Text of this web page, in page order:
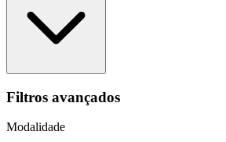
Filtros avançados
Modalidade